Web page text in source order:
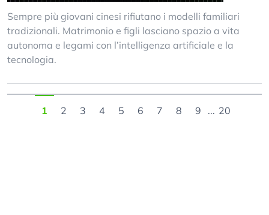
Sempre più giovani cinesi rifiutano i modelli familiari
tradizionali. Matrimonio e figli lasciano spazio a vita
autonoma e legami con l’intelligenza artificiale e la
tecnologia.
1 2 3 4 5 6 7 8 9 ... 20